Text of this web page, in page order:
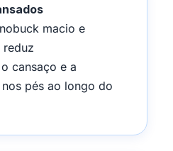
macio e
reduz
cansaço e a
pés ao longo do